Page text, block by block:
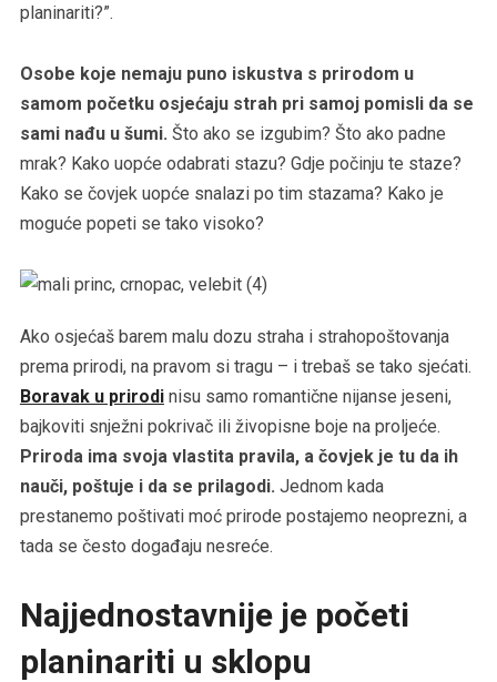
planinariti?”.
Osobe koje nemaju puno iskustva s prirodom u
samom početku osjećaju strah pri samoj pomisli da se
sami nađu u šumi. Što ako se izgubim? Što ako padne
mrak? Kako uopće odabrati stazu? Gdje počinju te staze?
Kako se čovjek uopće snalazi po tim stazama? Kako je
moguće popeti se tako visoko?
Ako osjećaš barem malu dozu straha i strahopoštovanja
prema prirodi, na pravom si tragu – i trebaš se tako sjećati.
Boravak u prirodinisu samo romantične nijanse jeseni,
bajkoviti snježni pokrivač ili živopisne boje na proljeće.
Priroda ima svoja vlastita pravila, a čovjek je tu da ih
nauči, poštuje i da se prilagodi. Jednom kada
prestanemo poštivati moć prirode postajemo neoprezni, a
tada se često događaju nesreće.
Najjednostavnije je početi
planinariti u sklopu